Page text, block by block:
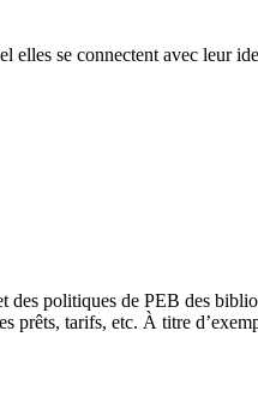
se connectent avec leur
des politiques de PEB des
prêts, tarifs, etc. À titre